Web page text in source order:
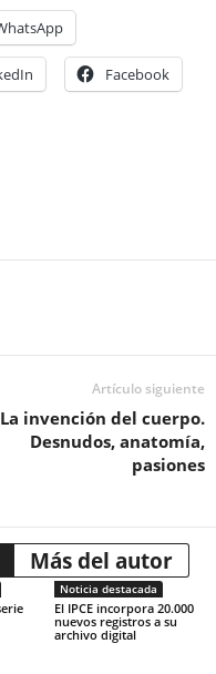
Facebook
Artículo siguiente
La invención del cuerpo.
Desnudos, anatomía,
pasiones
Más del autor
Noticia destacada
El IPCE incorpora 20.000
nuevos registros a su
archivo digital